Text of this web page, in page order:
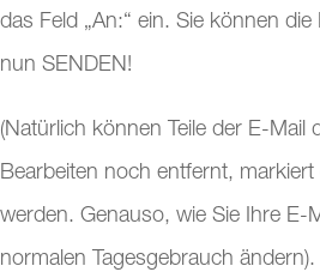
das Feld „An:“ ein. Sie können
nun SENDEN!
(Natürlich können Teile der E-Mail
Bearbeiten noch entfernt,
werden. Genauso, wie Sie Ihre E-
normalen Tagesgebrauch ändern).